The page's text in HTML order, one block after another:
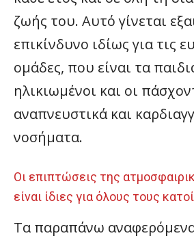
ζωής του. Αυτό γίνεται
επικίνδυνο ιδίως για τις
ομάδες, που είναι τα
ηλικιωμένοι και οι
αναπνευστικά και
νοσήματα.
Οι επιπτώσεις της
είναι ίδιες για όλους τους
Τα παραπάνω αναφερόμενα